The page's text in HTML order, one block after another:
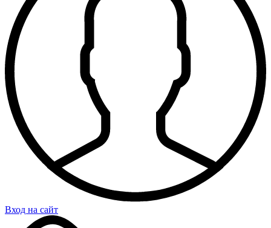
Вход на сайт